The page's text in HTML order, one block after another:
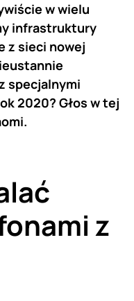
w wielu
infrastruktury
z sieci nowej
specjalnymi
2020? Głos w tej
z